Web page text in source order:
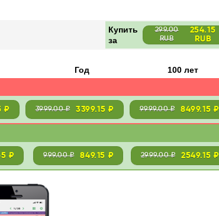
Купить
за
299.00
RUB
254.15
RUB
Год 100 лет
₽ 3999.00 ₽ 3399.15 ₽ 9999.00 ₽ 8499.15 ₽
₽ 999.00 ₽ 849.15 ₽ 2999.00 ₽ 2549.15 ₽